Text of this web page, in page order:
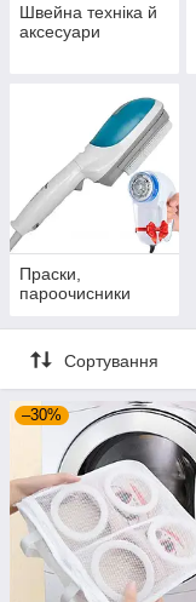
Швейна техніка й
аксесуари
Праски,
пароочисники
Сортування
–30%